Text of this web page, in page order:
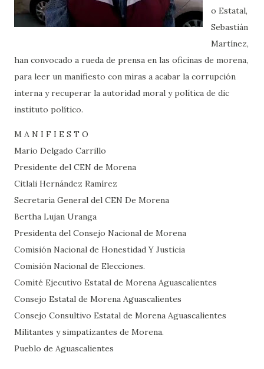
o Estatal,
Sebastián
Martínez,
han convocado a rueda de prensa en las oficinas de morena,
para leer un manifiesto con miras a acabar la corrupción
interna y recuperar la autoridad moral y política de dic
instituto político.
M A N I F I E S T O
Mario Delgado Carrillo
Presidente del CEN de Morena
Citlali Hernández Ramírez
Secretaria General del CEN De Morena
Bertha Lujan Uranga
Presidenta del Consejo Nacional de Morena
Comisión Nacional de Honestidad Y Justicia
Comisión Nacional de Elecciones.
Comité Ejecutivo Estatal de Morena Aguascalientes
Consejo Estatal de Morena Aguascalientes
Consejo Consultivo Estatal de Morena Aguascalientes
Militantes y simpatizantes de Morena.
Pueblo de Aguascalientes